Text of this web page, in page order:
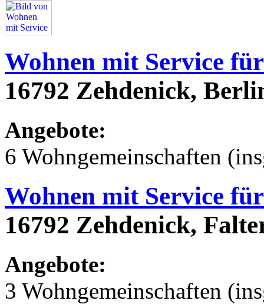
Wohnen mit Service
16792 Zehdenick,
Angebote:
6 Wohngemeinschaften
Wohnen mit Service
16792 Zehdenick,
Angebote:
3 Wohngemeinschaften